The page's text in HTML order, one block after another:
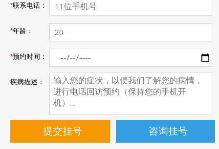
*联系电话：
*年龄：
*预约时间：
疾病描述：